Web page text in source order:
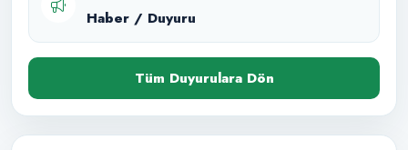
Haber / Duyuru
Tüm Duyurulara Dön